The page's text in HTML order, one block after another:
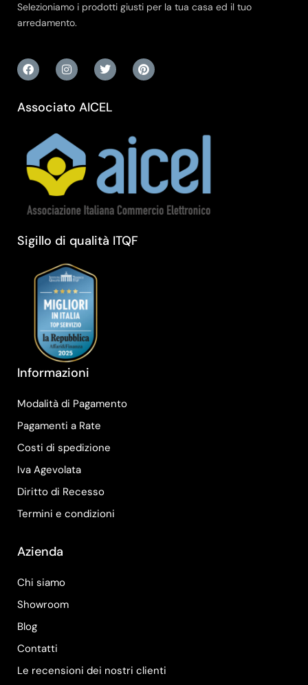
Selezioniamo i prodotti giusti per la tua casa ed il tuo
arredamento.
Associato AICEL
Sigillo di qualità ITQF
Informazioni
Modalità di Pagamento
Pagamenti a Rate
Costi di spedizione
Iva Agevolata
Diritto di Recesso
Termini e condizioni
Azienda
Chi siamo
Showroom
Blog
Contatti
Le recensioni dei nostri clienti